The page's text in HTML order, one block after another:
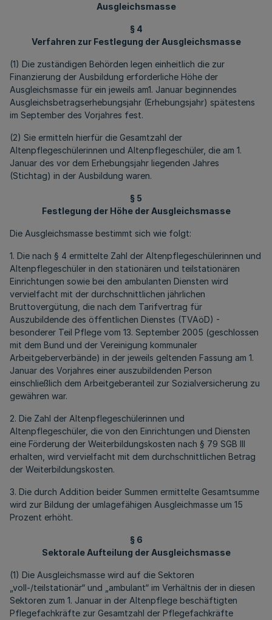
Ausgleichsmasse
§ 4
Verfahren zur Festlegung der Ausgleichsmasse
(1) Die zuständigen Behörden legen einheitlich die zur
Finanzierung der Ausbildung erforderliche Höhe der
Ausgleichsmasse für ein jeweils am1. Januar beginnendes
Ausgleichsbetragserhebungsjahr (Erhebungsjahr) spätestens
im September des Vorjahres fest.
(2) Sie ermitteln hierfür die Gesamtzahl der
Altenpflegeschülerinnen und Altenpflegeschüler, die am 1.
Januar des vor dem Erhebungsjahr liegenden Jahres
(Stichtag) in der Ausbildung waren.
§ 5
Festlegung der Höhe der Ausgleichsmasse
Die Ausgleichsmasse bestimmt sich wie folgt:
1. Die nach § 4 ermittelte Zahl der Altenpflegeschülerinnen und
Altenpflegeschüler in den stationären und teilstationären
Einrichtungen sowie bei den ambulanten Diensten wird
vervielfacht mit der durchschnittlichen jährlichen
Bruttovergütung, die nach dem Tarifvertrag für
Auszubildende des öffentlichen Dienstes (TVAöD) -
besonderer Teil Pflege vom 13. September 2005 (geschlossen
mit dem Bund und der Vereinigung kommunaler
Arbeitgeberverbände) in der jeweils geltenden Fassung am 1.
Januar des Vorjahres einer auszubildenden Person
einschließlich dem Arbeitgeberanteil zur Sozialversicherung zu
gewähren war.
2. Die Zahl der Altenpflegeschülerinnen und
Altenpflegeschüler, die von den Einrichtungen und Diensten
eine Förderung der Weiterbildungskosten nach § 79 SGB III
erhalten, wird vervielfacht mit dem durchschnittlichen Betrag
der Weiterbildungskosten.
3. Die durch Addition beider Summen ermittelte Gesamtsumme
wird zur Bildung der umlagefähigen Ausgleichmasse um 15
Prozent erhöht.
§ 6
Sektorale Aufteilung der Ausgleichsmasse
(1) Die Ausgleichsmasse wird auf die Sektoren
„voll-/teilstationär“ und „ambulant“ im Verhältnis der in diesen
Sektoren zum 1. Januar in der Altenpflege beschäftigten
Pflegefachkräfte zur Gesamtzahl der Pflegefachkräfte